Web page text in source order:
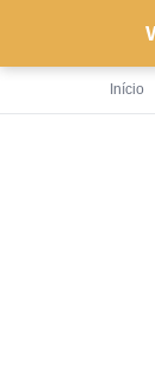
Início